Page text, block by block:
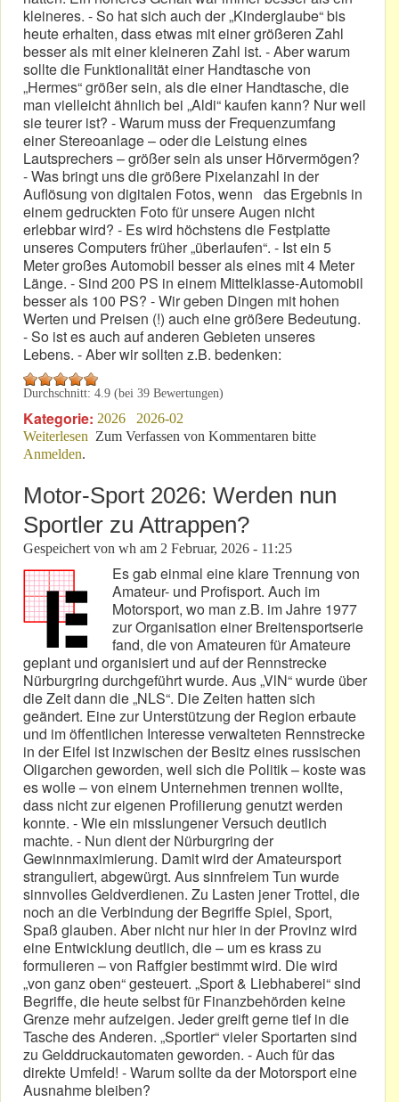
kleineres. - So hat sich auch der „Kinderglaube“ bis
heute erhalten, dass etwas mit einer größeren Zahl
besser als mit einer kleineren Zahl ist. - Aber warum
sollte die Funktionalität einer Handtasche von
„Hermes“ größer sein, als die einer Handtasche, die
man vielleicht ähnlich bei „Aldi“ kaufen kann? Nur weil
sie teurer ist? - Warum muss der Frequenzumfang
einer Stereoanlage – oder die Leistung eines
Lautsprechers – größer sein als unser Hörvermögen?
- Was bringt uns die größere Pixelanzahl in der
Auflösung von digitalen Fotos, wenn das Ergebnis in
einem gedruckten Foto für unsere Augen nicht
erlebbar wird? - Es wird höchstens die Festplatte
unseres Computers früher „überlaufen“. - Ist ein 5
Meter großes Automobil besser als eines mit 4 Meter
Länge. - Sind 200 PS in einem Mittelklasse-Automobil
besser als 100 PS? - Wir geben Dingen mit hohen
Werten und Preisen (!) auch eine größere Bedeutung.
- So ist es auch auf anderen Gebieten unseres
Lebens. - Aber wir sollten z.B. bedenken:
Durchschnitt: 4.9 (bei 39 Bewertungen)
Kategorie: 2026
2026-02
Weiterlesen über Größe garantiert kein verantwortungsvolles
Zum Verfassen von Kommentaren bitte
Anmelden.
Motor-Sport 2026: Werden nun
Sportler zu Attrappen?
Gespeichert von wh am 2 Februar, 2026 - 11:25
Es gab einmal eine klare Trennung von
Amateur- und Profisport. Auch im
Motorsport, wo man z.B. im Jahre 1977
zur Organisation einer Breitensportserie
fand, die von Amateuren für Amateure
geplant und organisiert und auf der Rennstrecke
Nürburgring durchgeführt wurde. Aus „VlN“ wurde über
die Zeit dann die „NLS“. Die Zeiten hatten sich
geändert. Eine zur Unterstützung der Region erbaute
und im öffentlichen Interesse verwalteten Rennstrecke
in der Eifel ist inzwischen der Besitz eines russischen
Oligarchen geworden, weil sich die Politik – koste was
es wolle – von einem Unternehmen trennen wollte,
dass nicht zur eigenen Profilierung genutzt werden
konnte. - Wie ein misslungener Versuch deutlich
machte. - Nun dient der Nürburgring der
Gewinnmaximierung. Damit wird der Amateursport
stranguliert, abgewürgt. Aus sinnfreiem Tun wurde
sinnvolles Geldverdienen. Zu Lasten jener Trottel, die
noch an die Verbindung der Begriffe Spiel, Sport,
Spaß glauben. Aber nicht nur hier in der Provinz wird
eine Entwicklung deutlich, die – um es krass zu
formulieren – von Raffgier bestimmt wird. Die wird
„von ganz oben“ gesteuert. „Sport & Liebhaberei“ sind
Begriffe, die heute selbst für Finanzbehörden keine
Grenze mehr aufzeigen. Jeder greift gerne tief in die
Tasche des Anderen. „Sportler“ vieler Sportarten sind
zu Gelddruckautomaten geworden. - Auch für das
direkte Umfeld! - Warum sollte da der Motorsport eine
Ausnahme bleiben?